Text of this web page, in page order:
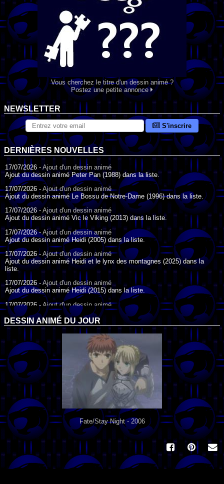
Vous cherchez le titre d'un dessin animé ?
Postez une petite annonce
NEWSLETTER
S'inscrire
DERNIÈRES NOUVELLES
17/07/2026 - Ajout d'un dessin animé
Ajout du dessin animé Peter Pan (1988) dans la liste.
17/07/2026 - Ajout d'un dessin animé
Ajout du dessin animé Le Bossu de Notre-Dame (1996) dans la liste.
17/07/2026 -Ajout d'un dessin animé
Ajout du dessin animé Vic le Viking (2013) dans la liste.
17/07/2026 -Ajout d'un dessin animé
Ajout du dessin animé Heidi (2005) dans la liste.
17/07/2026 - Ajout d'un dessin animé
Ajout du dessin animé Heidi et le lynx des montagnes (2025) dans la
liste.
17/07/2026 -Ajout d'un dessin animé
Ajout du dessin animé Heidi (2015) dans la liste.
17/07/2026 - Ajout d'un dessin animé
Ajout du dessin animé Heidi (1995) dans la liste.
09/07/2026 -Ajout d'un dessin animé
Ajout du dessin animé Genki l'Aventurier de la Chance (2006) dans la
liste.
04/07/2026 - Ajout d'un dessin animé
Ajout du dessin animé Vilain Petit Canard (2000) dans la liste.
04/07/2026 -Ajout d'un dessin animé
Ajout du dessin animé Le Noël du vilain petit canard (2003) dans la liste.
DESSIN ANIMÉ DU JOUR
Fate/Stay Night - 2006